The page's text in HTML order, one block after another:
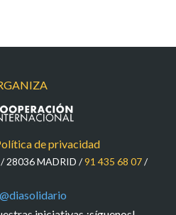
de privacidad
/ 28036 MADRID /91 435 68 07/
@diasolidario